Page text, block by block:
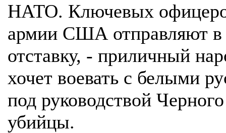
НАТО. Ключевых
армии США отправляют в
отставку, - приличный
хочет воевать с белыми
под руководствой
убийцы.